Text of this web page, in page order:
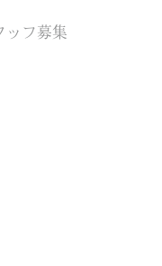
ッフ募集